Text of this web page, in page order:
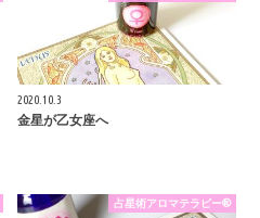
2020.10.3
金星が乙女座へ
占星術アロマテラピー®